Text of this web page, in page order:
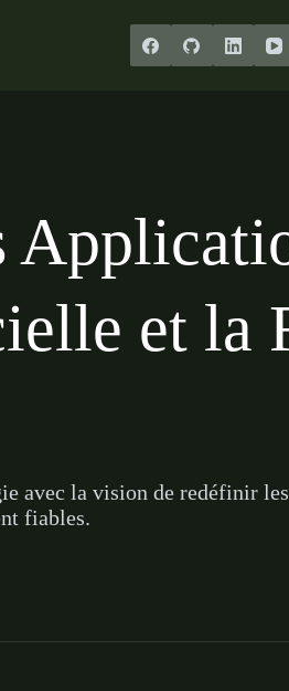
et la
avec la vision de redéfinir
fiables.